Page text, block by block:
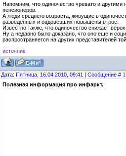
Напомним, что одиночество чревато и другими
пенсионеров.
А люди среднего возраста, живущие в
разведенных и овдовевших повышены втрое.
Известно также, что одиночество снижает
Ну а недавно было доказано, что оно еще и
распространяется на других представителей
источник
Дата: Пятница, 16.04.2010, 09:41 | Сообщение #
Полезная информация про инфаркт.